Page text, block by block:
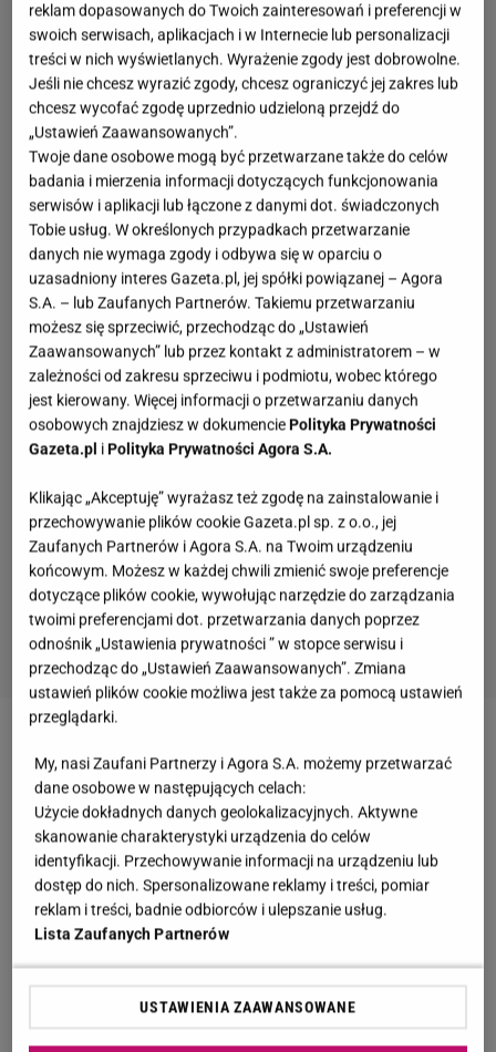
Grafik zaszalał
Monika Olejnikzwykle przepytuje swoich gości w
"Kropce nad i". Teraz sama udzieliła obszernego
wywiadu "Fashion Magazine". Kwartalnik jest
jednym z najdłużej ukazujących pism modowych w
Polsce. Nie mogło więc zabraknąć sesji zdjęciowej. I
to nie byle jakiej. Olejnik pozująca w błękitnej
asymetrycznejsukience z rozkloszowanymi
reklam dopasowanych do Twoich zainteresowań i preferencji w
swoich serwisach, aplikacjach i w Internecie lub personalizacji
treści w nich wyświetlanych. Wyrażenie zgody jest dobrowolne.
Jeśli nie chcesz wyrazić zgody, chcesz ograniczyć jej zakres lub
chcesz wycofać zgodę uprzednio udzieloną przejdź do
„Ustawień Zaawansowanych”.
Twoje dane osobowe mogą być przetwarzane także do celów
badania i mierzenia informacji dotyczących funkcjonowania
serwisów i aplikacji lub łączone z danymi dot. świadczonych
Tobie usług. W określonych przypadkach przetwarzanie
danych nie wymaga zgody i odbywa się w oparciu o
uzasadniony interes Gazeta.pl, jej spółki powiązanej – Agora
S.A. – lub Zaufanych Partnerów. Takiemu przetwarzaniu
możesz się sprzeciwić, przechodząc do „Ustawień
Zaawansowanych” lub przez kontakt z administratorem – w
zależności od zakresu sprzeciwu i podmiotu, wobec którego
jest kierowany. Więcej informacji o przetwarzaniu danych
osobowych znajdziesz w dokumencie Polityka Prywatności
Gazeta.pl i Polityka Prywatności Agora S.A.
Klikając „Akceptuję” wyrażasz też zgodę na zainstalowanie i
przechowywanie plików cookie Gazeta.pl sp. z o.o., jej
Zaufanych Partnerów i Agora S.A. na Twoim urządzeniu
końcowym. Możesz w każdej chwili zmienić swoje preferencje
dotyczące plików cookie, wywołując narzędzie do zarządzania
twoimi preferencjami dot. przetwarzania danych poprzez
odnośnik „Ustawienia prywatności ” w stopce serwisu i
przechodząc do „Ustawień Zaawansowanych”. Zmiana
ustawień plików cookie możliwa jest także za pomocą ustawień
przeglądarki.
My, nasi Zaufani Partnerzy i Agora S.A. możemy przetwarzać
dane osobowe w następujących celach:
Użycie dokładnych danych geolokalizacyjnych. Aktywne
skanowanie charakterystyki urządzenia do celów
identyfikacji. Przechowywanie informacji na urządzeniu lub
dostęp do nich. Spersonalizowane reklamy i treści, pomiar
reklam i treści, badnie odbiorców i ulepszanie usług.
Lista Zaufanych Partnerów
USTAWIENIA ZAAWANSOWANE